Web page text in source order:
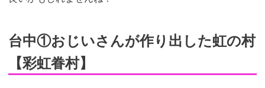
台中①おじいさんが作り出した虹の村
【彩虹眷村】